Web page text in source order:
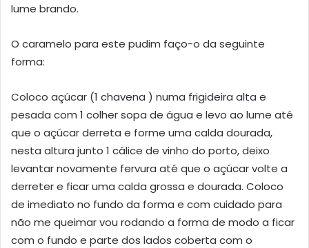
lume brando.
O caramelo para este pudim faço-o da seguinte
forma:
Coloco açúcar (1 chavena ) numa frigideira alta e
pesada com 1 colher sopa de água e levo ao lume até
que o açúcar derreta e forme uma calda dourada,
nesta altura junto 1 cálice de vinho do porto, deixo
levantar novamente fervura até que o açúcar volte a
derreter e ficar uma calda grossa e dourada. Coloco
de imediato no fundo da forma e com cuidado para
não me queimar vou rodando a forma de modo a ficar
com o fundo e parte dos lados coberta com o